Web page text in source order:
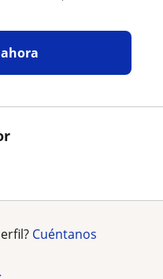
Cuéntanos